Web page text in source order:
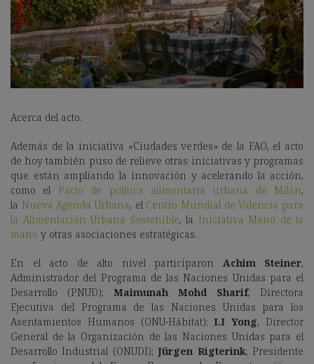
Acerca del acto.
Además de la iniciativa «Ciudades verdes» de la FAO, el acto
de hoy también puso de relieve otras iniciativas y programas
que están ampliando la innovación y acelerando la acción,
como el Pacto de política alimentaria urbana de Milán,
la Nueva Agenda Urbana, el Centro Mundial de Valencia para
la Alimentación Urbana Sostenible, la Iniciativa Mano de la
mano y otras asociaciones estratégicas.
En el acto de alto nivel participaron Achim Steiner,
Administrador del Programa de las Naciones Unidas para el
Desarrollo (PNUD); Maimunah Mohd Sharif, Directora
Ejecutiva del Programa de las Naciones Unidas para los
Asentamientos Humanos (ONU-Hábitat);LI Yong, Director
General de la Organización de las Naciones Unidas para el
Desarrollo Industrial (ONUDI);Jürgen Rigterink, Presidente